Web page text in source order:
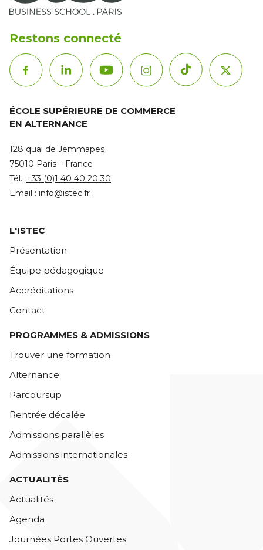
Restons connecté
ÉCOLE SUPÉRIEURE DE COMMERCE
EN ALTERNANCE
128 quai de Jemmapes
75010 Paris – France
Tél.: +33 (0)1 40 40 20 30
Email : info@istec.fr
L'ISTEC
Présentation
Équipe pédagogique
Accréditations
Contact
PROGRAMMES & ADMISSIONS
Trouver une formation
Alternance
Parcoursup
Rentrée décalée
Admissions parallèles
Admissions internationales
ACTUALITÉS
Actualités
Agenda
Journées Portes Ouvertes